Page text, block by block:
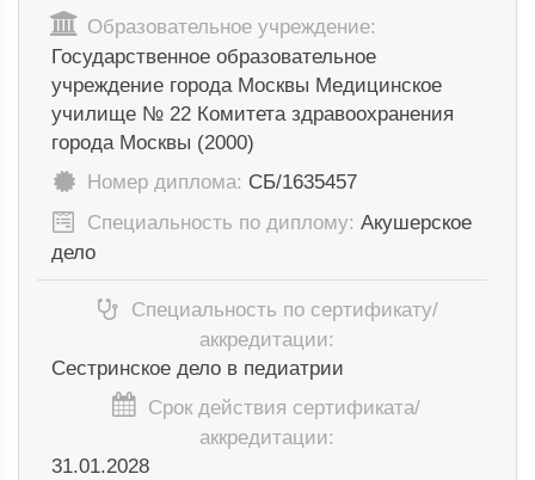
Образовательное учреждение:
Государственное образовательное
учреждение города Москвы Медицинское
училище № 22 Комитета здравоохранения
города Москвы (2000)
Номер диплома: СБ/1635457
Специальность по диплому: Акушерское
дело
Специальность по сертификату/
аккредитации:
Сестринское дело в педиатрии
Срок действия сертификата/
аккредитации:
31.01.2028